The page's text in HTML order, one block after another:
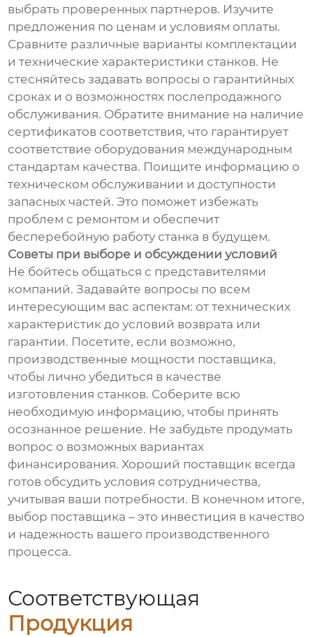
выбрать проверенных партнеров. Изучите
предложения по ценам и условиям оплаты.
Сравните различные варианты комплектации
и технические характеристики станков. Не
стесняйтесь задавать вопросы о гарантийных
сроках и о возможностях послепродажного
обслуживания. Обратите внимание на наличие
сертификатов соответствия, что гарантирует
соответствие оборудования международным
стандартам качества. Поищите информацию о
техническом обслуживании и доступности
запасных частей. Это поможет избежать
проблем с ремонтом и обеспечит
бесперебойную работу станка в будущем.
Советы при выборе и обсуждении условий
Не бойтесь общаться с представителями
компаний. Задавайте вопросы по всем
интересующим вас аспектам: от технических
характеристик до условий возврата или
гарантии. Посетите, если возможно,
производственные мощности поставщика,
чтобы лично убедиться в качестве
изготовления станков. Соберите всю
необходимую информацию, чтобы принять
осознанное решение. Не забудьте продумать
вопрос о возможных вариантах
финансирования. Хороший поставщик всегда
готов обсудить условия сотрудничества,
учитывая ваши потребности. В конечном итоге,
выбор поставщика – это инвестиция в качество
и надежность вашего производственного
процесса.
Соответствующая
Продукция